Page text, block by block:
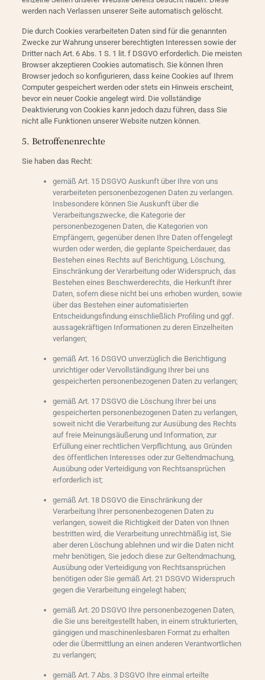
werden nach Verlassen unserer Seite automatisch gelöscht.
Die durch Cookies verarbeiteten Daten sind für die genannten
Zwecke zur Wahrung unserer berechtigten Interessen sowie der
Dritter nach Art. 6 Abs. 1 S. 1 lit. f DSGVO erforderlich. Die meisten
Browser akzeptieren Cookies automatisch. Sie können Ihren
Browser jedoch so konfigurieren, dass keine Cookies auf Ihrem
Computer gespeichert werden oder stets ein Hinweis erscheint,
bevor ein neuer Cookie angelegt wird. Die vollständige
Deaktivierung von Cookies kann jedoch dazu führen, dass Sie
nicht alle Funktionen unserer Website nutzen können.
5. Betroffenenrechte
Sie haben das Recht:
gemäß Art. 15 DSGVO Auskunft über Ihre von uns
verarbeiteten personenbezogenen Daten zu verlangen.
Insbesondere können Sie Auskunft über die
Verarbeitungszwecke, die Kategorie der
personenbezogenen Daten, die Kategorien von
Empfängern, gegenüber denen Ihre Daten offengelegt
wurden oder werden, die geplante Speicherdauer, das
Bestehen eines Rechts auf Berichtigung, Löschung,
Einschränkung der Verarbeitung oder Widerspruch, das
Bestehen eines Beschwerderechts, die Herkunft ihrer
Daten, sofern diese nicht bei uns erhoben wurden, sowie
über das Bestehen einer automatisierten
Entscheidungsfindung einschließlich Profiling und ggf.
aussagekräftigen Informationen zu deren Einzelheiten
verlangen;
gemäß Art. 16 DSGVO unverzüglich die Berichtigung
unrichtiger oder Vervollständigung Ihrer bei uns
gespeicherten personenbezogenen Daten zu verlangen;
gemäß Art. 17 DSGVO die Löschung Ihrer bei uns
gespeicherten personenbezogenen Daten zu verlangen,
soweit nicht die Verarbeitung zur Ausübung des Rechts
auf freie Meinungsäußerung und Information, zur
Erfüllung einer rechtlichen Verpflichtung, aus Gründen
des öffentlichen Interesses oder zur Geltendmachung,
Ausübung oder Verteidigung von Rechtsansprüchen
erforderlich ist;
gemäß Art. 18 DSGVO die Einschränkung der
Verarbeitung Ihrer personenbezogenen Daten zu
verlangen, soweit die Richtigkeit der Daten von Ihnen
bestritten wird, die Verarbeitung unrechtmäßig ist, Sie
aber deren Löschung ablehnen und wir die Daten nicht
mehr benötigen, Sie jedoch diese zur Geltendmachung,
Ausübung oder Verteidigung von Rechtsansprüchen
benötigen oder Sie gemäß Art. 21 DSGVO Widerspruch
gegen die Verarbeitung eingelegt haben;
gemäß Art. 20 DSGVO Ihre personenbezogenen Daten,
die Sie uns bereitgestellt haben, in einem strukturierten,
gängigen und maschinenlesbaren Format zu erhalten
oder die Übermittlung an einen anderen Verantwortlichen
zu verlangen;
gemäß Art. 7 Abs. 3 DSGVO Ihre einmal erteilte